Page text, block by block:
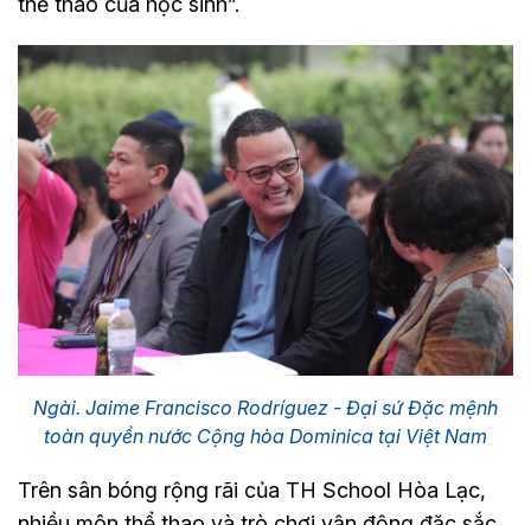
Ngài. Jaime Francisco Rodríguez - Đại sứ Đặc mệnh
toàn quyền nước Cộng hòa Dominica tại Việt Nam
Trên sân bóng rộng rãi của TH School Hòa Lạc,